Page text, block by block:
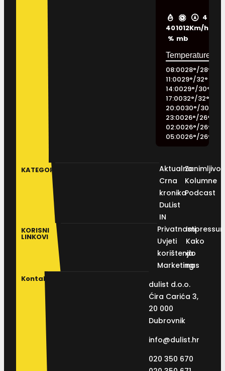
40
%
1012
mb
4
Km/h
08:0028°/28°
11:0029°/32°
14:0029°/30°
17:0032°/32°
20:0030°/30
23:0026°/26°
02:0026°/26°
05:0026°/26°
KATEGORIJE
Aktualno
Crna
kronika
DuList
IN
Kolumne
Podcast
KORISNI
LINKOVI
Privatnosti
Uvjeti
korištenja
Marketing
Kako
do
nas
Kontakt
dulist d.o.o.
Ćira Carića 3,
20 000
Dubrovnik
info@dulist.hr
020 350 670